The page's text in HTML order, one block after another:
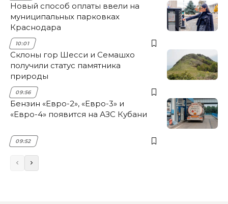
Новый способ оплаты ввели на
муниципальных парковках
Краснодара
10:01
Склоны гор Шесси и Семашхо
получили статус памятника
природы
09:56
Бензин «Евро-2», «Евро-3» и
«Евро-4» появится на АЗС Кубани
09:52